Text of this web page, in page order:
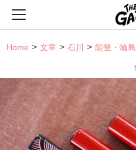
Home 文章 石川 能登・輪島